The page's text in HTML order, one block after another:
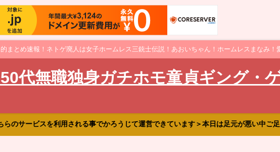
まとめ速報！ネトゲ廃人は女子ホームレス三銃士伝説！あおいちゃん！ホームレスまなみ！
代無職独身ガチホモ童貞ギング・
のサービスを利用される事でかろうじて運営できています＞本日は足元が悪い中ご